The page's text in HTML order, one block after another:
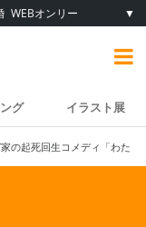
WEBオンリー ▼
グ イラスト展
の起死回生コメディ「わた